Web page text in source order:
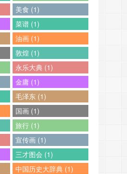
美食 (1)
菜谱 (1)
油画 (1)
敦煌 (1)
永乐大典 (1)
金庸 (1)
毛泽东 (1)
国画 (1)
旅行 (1)
宣传画 (1)
三才图会 (1)
中国历史大辞典 (1)